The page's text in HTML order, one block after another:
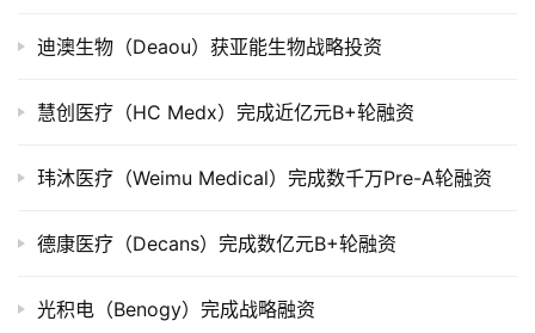
数
业
院
迪澳生物（Deaou）获亚能生物战略投资
慧创医疗（HC Medx）完成近亿元B+轮融资
玮沐医疗（Weimu Medical）完成数千万Pre-A轮融资
德康医疗（Decans）完成数亿元B+轮融资
光积电（Benogy）完成战略融资